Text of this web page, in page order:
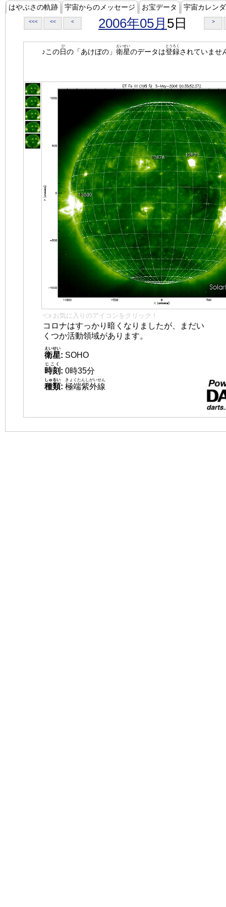
はやぶさの軌跡 宇宙からのメッセージ お宝データ 宇宙カレン
<<< << < 2006年05月 5日 >
♪この日
ひ
の「あけぼの」 衛星
えいせい
のデータは登録
とうろく
されていませ
👈 お気に入りのアイコンをクリック！
コロナはすっかり暗くなりましたが、まだい
くつか活動領域があります。
衛星
えいせい
: SOHO
時刻
じこく
: 0時35分
種類
しゅるい
: 極端紫外線
きょくたんしがいせん